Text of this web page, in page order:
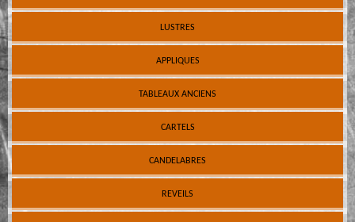
LUSTRES
APPLIQUES
TABLEAUX ANCIENS
CARTELS
CANDELABRES
REVEILS